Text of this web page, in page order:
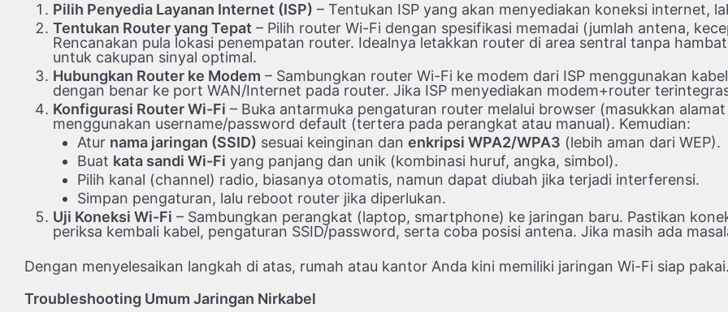
Pilih Penyedia Layanan Internet (ISP) – Tentukan ISP yang akan menyediakan koneksi internet,
Tentukan Router yang Tepat – Pilih router Wi-Fi dengan spesifikasi memadai (jumlah antena,
Rencanakan pula lokasi penempatan router. Idealnya letakkan router di area sentral tanpa
untuk cakupan sinyal optimal.
Hubungkan Router ke Modem – Sambungkan router Wi-Fi ke modem dari ISP menggunakan
dengan benar ke port WAN/Internet pada router. Jika ISP menyediakan modem+router
Konfigurasi Router Wi-Fi – Buka antarmuka pengaturan router melalui browser (masukkan
menggunakan username/password default (tertera pada perangkat atau manual). Kemudian:
Atur nama jaringan (SSID) sesuai keinginan dan enkripsi WPA2/WPA3 (lebih aman dari WEP).
Buat kata sandi Wi-Fi yang panjang dan unik (kombinasi huruf, angka, simbol).
Pilih kanal (channel) radio, biasanya otomatis, namun dapat diubah jika terjadi interferensi.
Simpan pengaturan, lalu reboot router jika diperlukan.
Uji Koneksi Wi-Fi – Sambungkan perangkat (laptop, smartphone) ke jaringan baru. Pastikan
periksa kembali kabel, pengaturan SSID/password, serta coba posisi antena. Jika masih ada
Dengan menyelesaikan langkah di atas, rumah atau kantor Anda kini memiliki jaringan Wi-Fi siap
Troubleshooting Umum Jaringan Nirkabel